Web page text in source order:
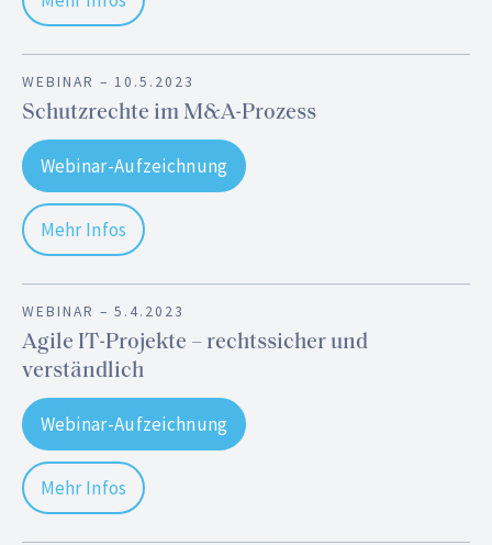
WEBINAR – 10.5.2023
Schutzrechte im M&A-Prozess
Webinar-Aufzeichnung
Mehr Infos
WEBINAR – 5.4.2023
Agile IT-Projekte – rechtssicher und
verständlich
Webinar-Aufzeichnung
Mehr Infos